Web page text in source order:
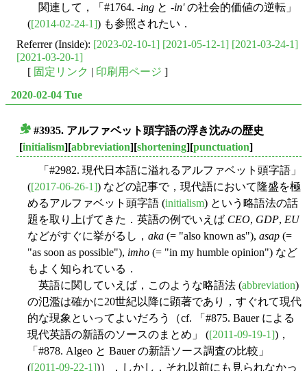
関連して，「#1764. -ing と -in'の社会的価値の逆転」
([2014-02-24-1]) も参照されたい．
Referrer (Inside): [2023-02-10-1] [2021-05-12-1] [2021-03-24-1]
[2021-03-20-1]
[ 固定リンク | 印刷用ページ ]
2020-02-04 Tue
#3935. アルファベット頭字語の浮き沈みの歴史
[initialism][abbreviation][shortening][punctuation]
「#2982. 現代日本語に溢れるアルファベット頭字語」
([2017-06-26-1]) などの記事で，現代語において隆盛を極
めるアルファベット頭字語 (initialism) という略語法の話
題を取り上げてきた．英語の例でいえば CEO, GDP, EU
などがすぐに挙がるし， aka (= "also known as"), asap (=
"as soon as possible"), imho (= "in my humble opinion") など
もよく知られている．
英語に関していえば，このような略語法 (abbreviation)
の氾濫は確かに20世紀以降に顕著であり，すぐれて現代
的な現象といってよいだろう（cf. 「#875. Bauer による
現代英語の新語のソースのまとめ」 ([2011-09-19-1])，
「#878. Algeo と Bauer の新語ソース調査の比較」
([2011-09-22-1])）．しかし，それ以前にも見られなかっ